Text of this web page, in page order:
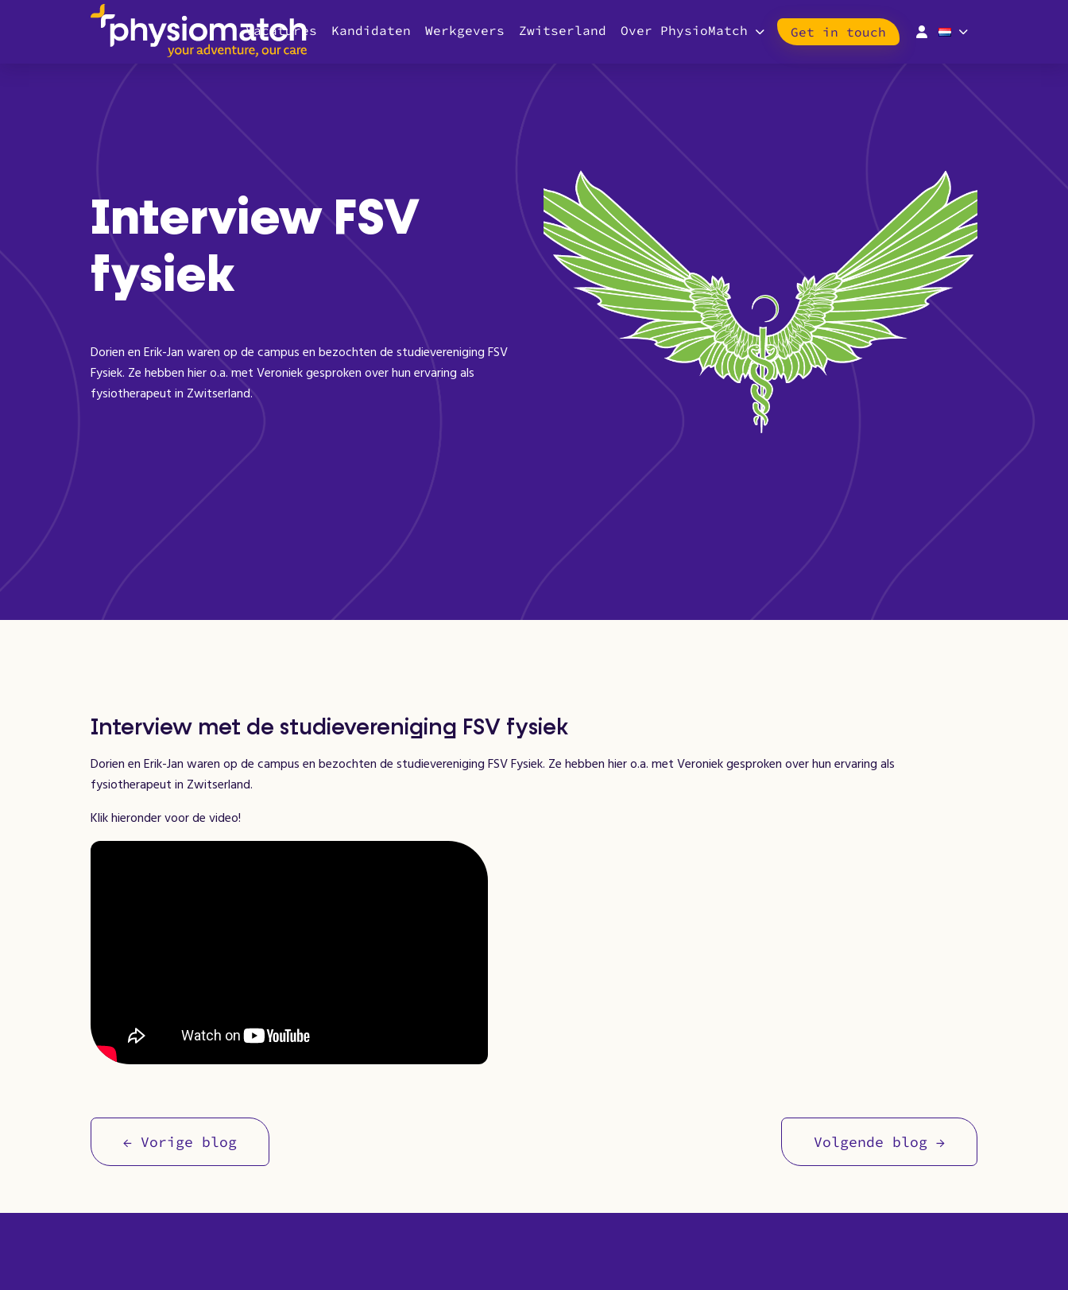
Vacatures Kandidaten Werkgevers Zwitserland Over PhysioMatch Get in touch
Interview FSV
fysiek
Dorien en Erik-Jan waren op de campus en bezochten de studievereniging FSV
Fysiek. Ze hebben hier o.a. met Veroniek gesproken over hun ervaring als
fysiotherapeut in Zwitserland.
Interview met de studievereniging FSV fysiek
Dorien en Erik-Jan waren op de campus en bezochten de studievereniging FSV Fysiek. Ze hebben hier o.a. met Veroniek gesproken over hun ervaring als
fysiotherapeut in Zwitserland.
Klik hieronder voor de video!
← Vorige blog Volgende blog →